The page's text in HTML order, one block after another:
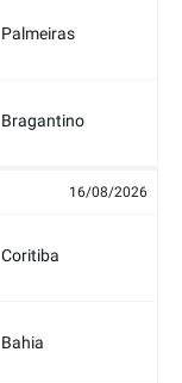
Palmeiras
Bragantino
16/08/2026
Coritiba
Bahia